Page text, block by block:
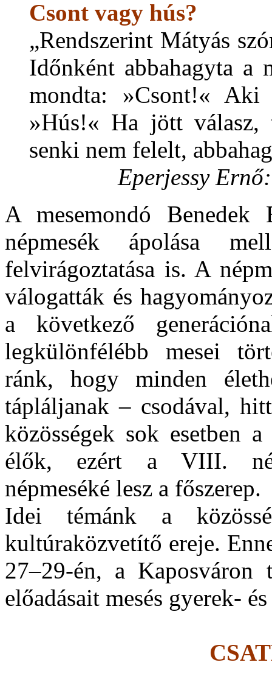
Csont vagy hús?
„Rendszerint Mátyás
Időnként abbahagyta a
mondta: »Csont!«
»Hús!« Ha jött válasz,
senki nem felelt,
Eperjessy
A mesemondó
népmesék ápolása
felvirágoztatása is. A
válogatták és
a következő
legkülönfélébb mesei
ránk, hogy minden
tápláljanak – csodával,
közösségek sok esetben
élők, ezért a VIII.
népmeséké lesz a főszerep.
Idei témánk a
kultúraközvetítő ereje.
27–29-én, a Kaposváron
előadásait mesés gyerek-